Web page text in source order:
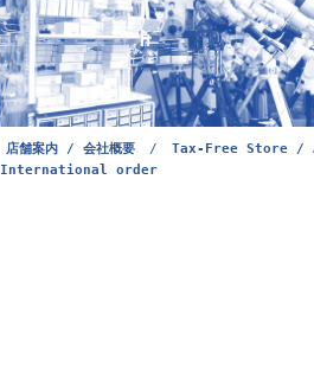
店舗案内 / 会社概要 /
Tax-Free Store /
International order